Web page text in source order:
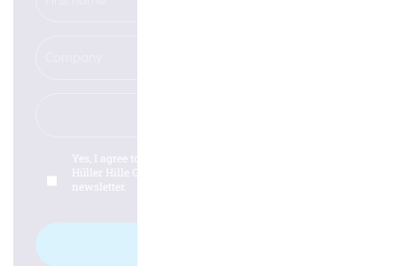
Yes, I agree to the
Hüller Hille GmbH and would like to subscribe to the
newsletter.